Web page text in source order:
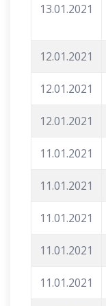
13.01.2021
12.01.2021
12.01.2021
12.01.2021
11.01.2021
11.01.2021
11.01.2021
11.01.2021
11.01.2021